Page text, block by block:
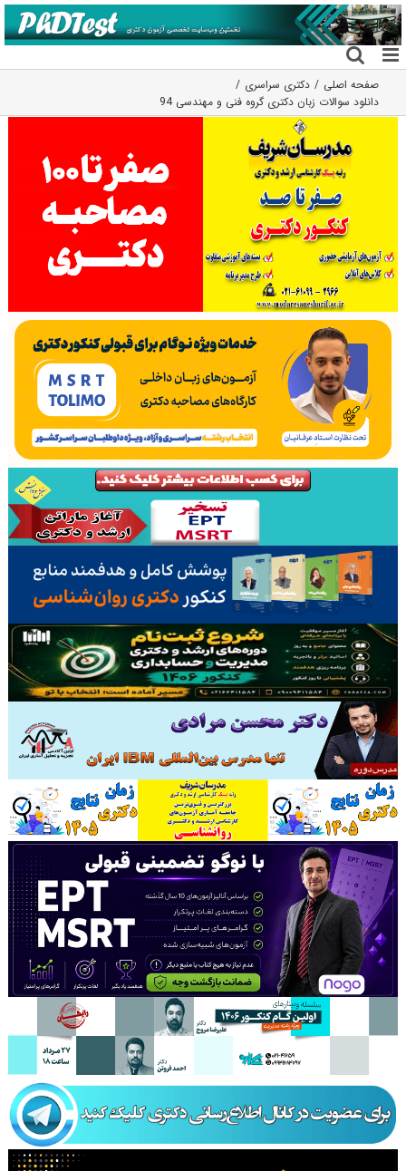
رفتن
به
محتوا
صفحه اصلی
دکتری سراسری
دانلود سوالات زبان دکتری گروه فنی و مهندسی 94